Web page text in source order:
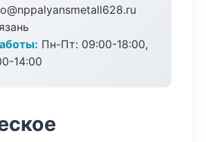
Пн-Пт: 09:00-18:00,
14:00